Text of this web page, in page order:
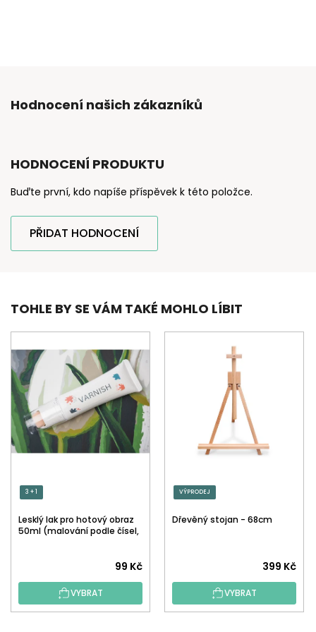
Hodnocení našich zákazníků
HODNOCENÍ PRODUKTU
Buďte první, kdo napíše příspěvek k této položce.
PŘIDAT HODNOCENÍ
TOHLE BY SE VÁM TAKÉ MOHLO LÍBIT
3 + 1
Lesklý lak pro hotový obraz
50ml (malování podle čísel,
hodnocení
produktu
je
99 Kč
VYBRAT
VÝPRODEJ
Dřevěný stojan - 68cm
399 Kč
VYBRAT